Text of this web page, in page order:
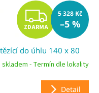
Z
D
A
R
ZDARMA
5 328 Kč
–5 %
do úhlu 140 x 80
- Termín dle lokality
Detail